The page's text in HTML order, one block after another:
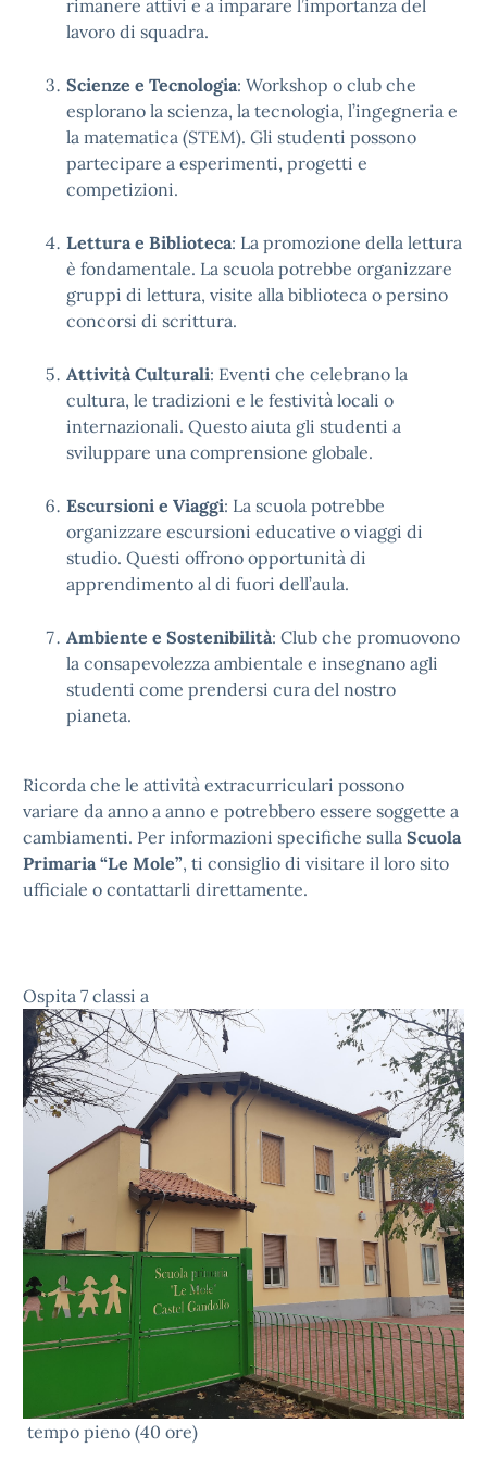
rimanere attivi e a imparare l’importanza del
lavoro di squadra.
Scienze e Tecnologia: Workshop o club che
esplorano la scienza, la tecnologia, l’ingegneria e
la matematica (STEM). Gli studenti possono
partecipare a esperimenti, progetti e
competizioni.
Lettura e Biblioteca: La promozione della lettura
è fondamentale. La scuola potrebbe organizzare
gruppi di lettura, visite alla biblioteca o persino
concorsi di scrittura.
Attività Culturali: Eventi che celebrano la
cultura, le tradizioni e le festività locali o
internazionali. Questo aiuta gli studenti a
sviluppare una comprensione globale.
Escursioni e Viaggi: La scuola potrebbe
organizzare escursioni educative o viaggi di
studio. Questi offrono opportunità di
apprendimento al di fuori dell’aula.
Ambiente e Sostenibilità: Club che promuovono
la consapevolezza ambientale e insegnano agli
studenti come prendersi cura del nostro
pianeta.
Ricorda che le attività extracurriculari possono
variare da anno a anno e potrebbero essere soggette a
cambiamenti. Per informazioni specifiche sulla Scuola
Primaria “Le Mole”, ti consiglio di visitare il loro sito
ufficiale o contattarli direttamente.
Ospita 7 classi a
tempo pieno (40 ore)